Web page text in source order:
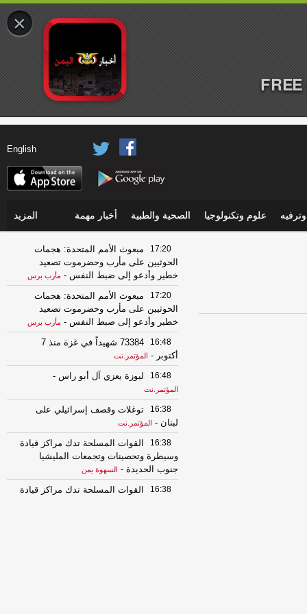
English
علوم وتكنولوجيا الصحية والطبية أخبار مهمة المزيد
17:20
مبعوث الأمم المتحدة: هجمات
الحوثيين على مأرب وحضرموت تصعيد
خطير وأدعو إلى ضبط النفس - مأرب برس
17:20
مبعوث الأمم المتحدة: هجمات
الحوثيين على مأرب وحضرموت تصعيد
خطير وأدعو إلى ضبط النفس - مأرب برس
16:48
73384 شهيداً في غزة منذ 7
أكتوبر - المؤتمر.نت
16:48 لبوزة يعزي آل أبو راس -
المؤتمر.نت
16:38
توغلات وقصف إسرائيلي على
لبنان - المؤتمر.نت
16:38
القوات المسلحة تدك مراكز قيادة
وسيطرة وتحصينات وتجمعات المليشيا
جنوب الحديدة - السهوة يمن
16:38
القوات المسلحة تدك مراكز قيادة
×